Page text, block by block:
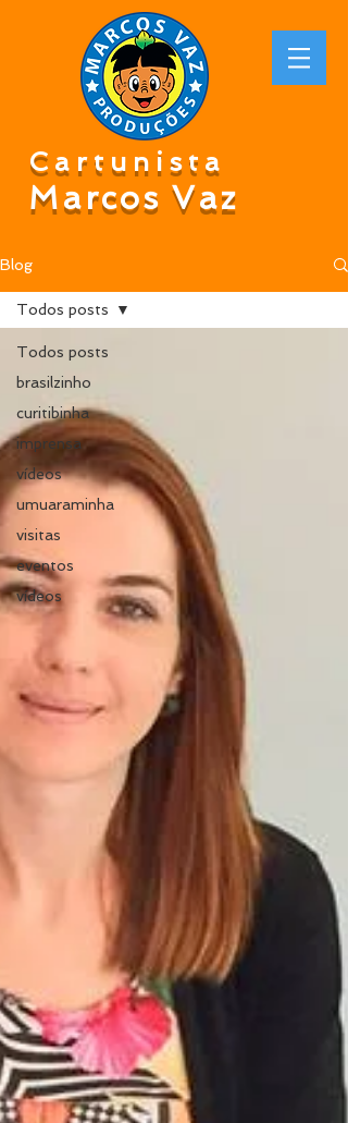
Cartunista
Marcos Vaz
Blog
Todos posts
brasilzinho
curitibinha
imprensa
vídeos
umuaraminha
visitas
eventos
vídeos
Todos posts